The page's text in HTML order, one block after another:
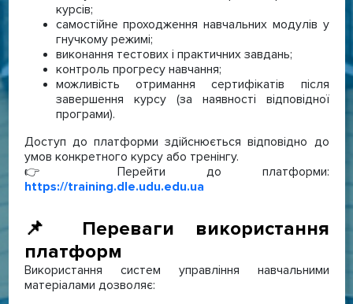
курсів;
самостійне проходження навчальних модулів у
гнучкому режимі;
виконання тестових і практичних завдань;
контроль прогресу навчання;
можливість отримання сертифікатів після
завершення курсу (за наявності відповідної
програми).
Доступ до платформи здійснюється відповідно до
умов конкретного курсу або тренінгу.
👉 Перейти до платформи:
https://training.dle.udu.edu.ua
📌 Переваги використання
платформ
Використання систем управління навчальними
матеріалами дозволяє: